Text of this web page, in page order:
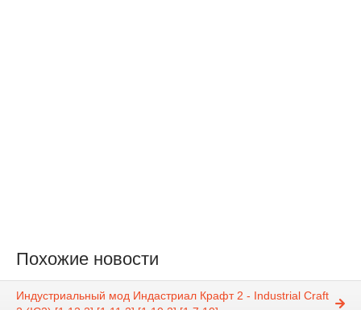
Похожие новости
Индустриальный мод Индастриал Крафт 2 - Industrial Craft